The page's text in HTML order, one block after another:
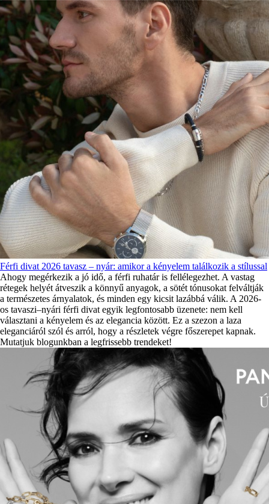
Férfi divat 2026 tavasz – nyár: amikor a kényelem találkozik a stílussal
Ahogy megérkezik a jó idő, a férfi ruhatár is fellélegezhet. A vastag
rétegek helyét átveszik a könnyű anyagok, a sötét tónusokat felváltják
a természetes árnyalatok, és minden egy kicsit lazábbá válik. A 2026-
os tavaszi–nyári férfi divat egyik legfontosabb üzenete: nem kell
választani a kényelem és az elegancia között. Ez a szezon a laza
eleganciáról szól és arról, hogy a részletek végre főszerepet kapnak.
Mutatjuk blogunkban a legfrissebb trendeket!